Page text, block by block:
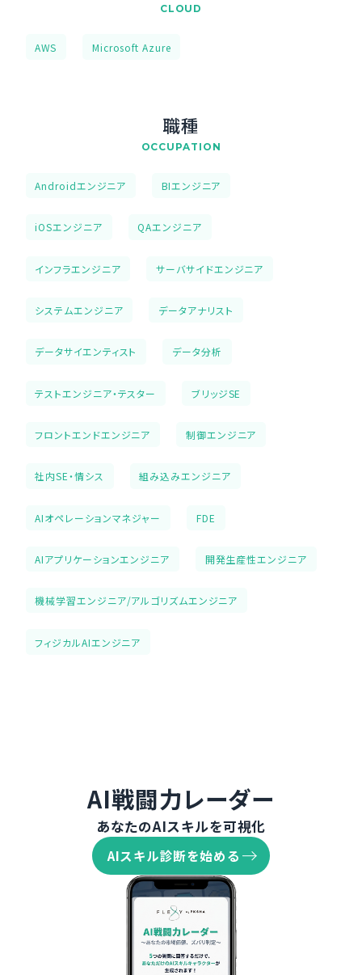
CLOUD
AWS Microsoft Azure
職種
OCCUPATION
Androidエンジニア BIエンジニア
iOSエンジニア QAエンジニア
インフラエンジニア サーバサイドエンジニア
システムエンジニア データアナリスト
データサイエンティスト データ分析
テストエンジニア・テスター ブリッジSE
フロントエンドエンジニア 制御エンジニア
社内SE・情シス 組み込みエンジニア
AIオペレーションマネジャー FDE
AIアプリケーションエンジニア 開発生産性エンジニア
機械学習エンジニア/アルゴリズムエンジニア
フィジカルAIエンジニア
AI戦闘力レーダー
あなたのAIスキルを可視化
AIスキル診断を始める